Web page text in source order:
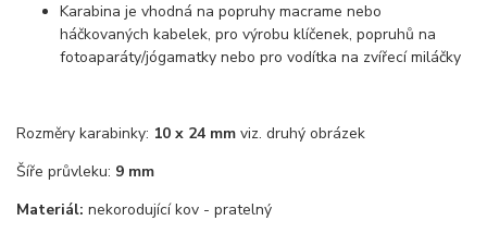
Karabina je vhodná na popruhy macrame nebo
háčkovaných kabelek, pro výrobu klíčenek, popruhů na
fotoaparáty/jógamatky nebo pro vodítka na zvířecí miláčky
Rozměry karabinky: 10 x 24 mm viz. druhý obrázek
Šíře průvleku: 9 mm
Materiál: nekorodující kov - pratelný